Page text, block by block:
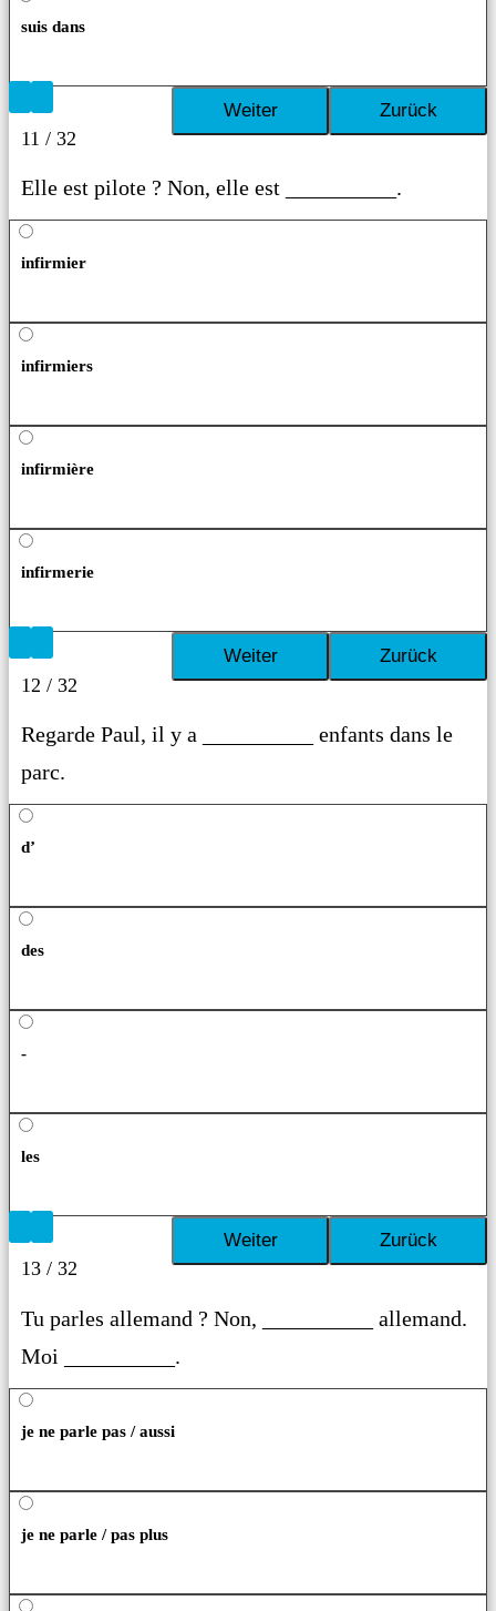
suis dans
11 / 32
Elle est pilote ? Non, elle est __________.
infirmier
infirmiers
infirmière
infirmerie
12 / 32
Regarde Paul, il y a __________ enfants dans le
parc.
d’
des
-
les
13 / 32
Tu parles allemand ? Non, __________ allemand.
Moi __________.
je ne parle pas / aussi
je ne parle / pas plus